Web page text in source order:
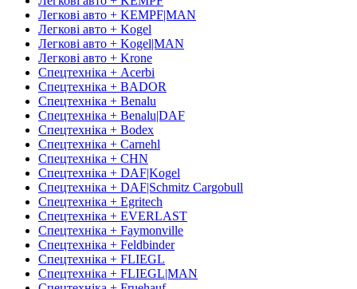
Легкові авто + KEMPF|MAN
Легкові авто + Kogel
Легкові авто + Kogel|MAN
Легкові авто + Krone
Спецтехніка + Acerbi
Спецтехніка + BADOR
Спецтехніка + Benalu
Спецтехніка + Benalu|DAF
Спецтехніка + Bodex
Спецтехніка + Carnehl
Спецтехніка + CHN
Спецтехніка + DAF|Kogel
Спецтехніка + DAF|Schmitz Cargobull
Спецтехніка + Egritech
Спецтехніка + EVERLAST
Спецтехніка + Faymonville
Спецтехніка + Feldbinder
Спецтехніка + FLIEGL
Спецтехніка + FLIEGL|MAN